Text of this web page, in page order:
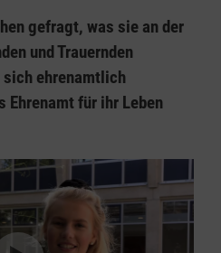
gefragt, was sie an der
und Trauernden
ehrenamtlich
Ehrenamt für ihr Leben